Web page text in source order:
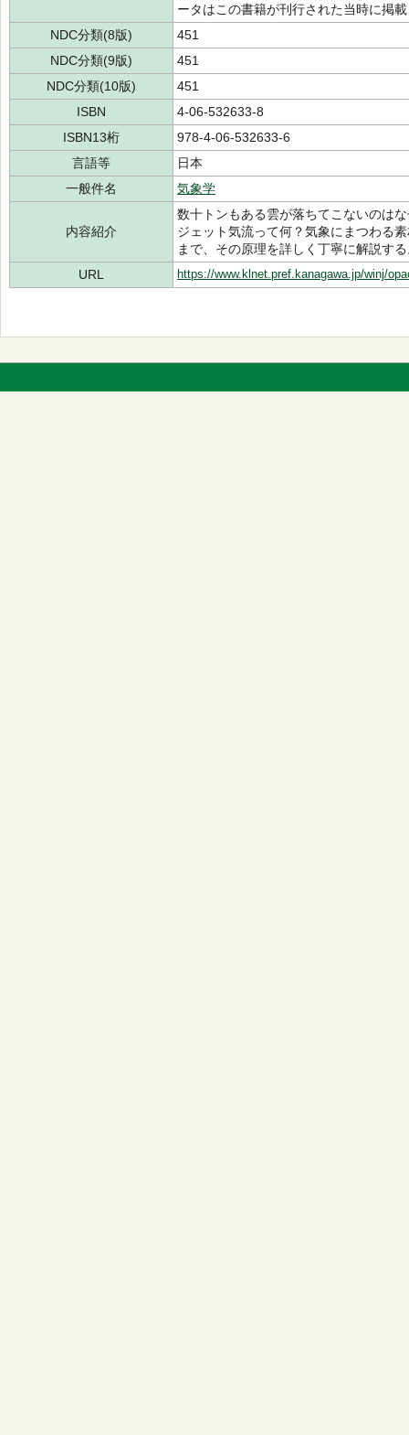
ータはこの書籍が刊行された当時に掲
NDC分類(8版)
451
NDC分類(9版)
451
NDC分類(10版)
451
ISBN
4-06-532633-8
ISBN13桁
978-4-06-532633-6
言語等
日本
一般件名
気象学
内容紹介
数十トンもある雲が落ちてこないのは
ジェット気流って何？気象にまつわる
まで、その原理を詳しく丁寧に解説す
URL
https://www.klnet.pref.kanagawa.jp/winj/